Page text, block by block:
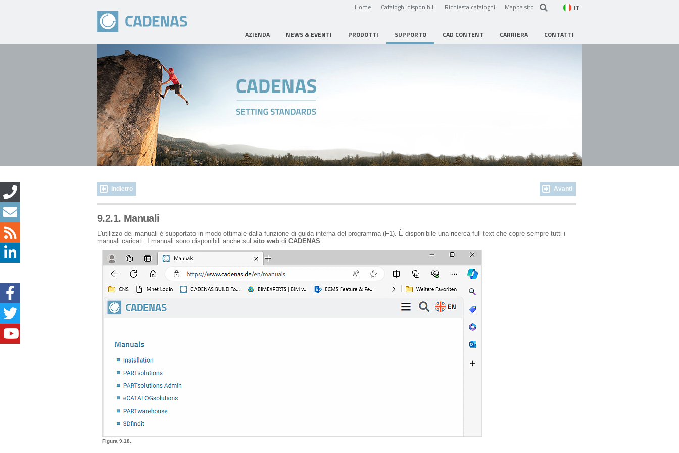
Home Cataloghi disponibili Richiesta cataloghi Mappa sito IT
AZIENDA NEWS & EVENTI PRODOTTI SUPPORTO CAD CONTENT CARRIERA CONTATTI
Indietro Avanti
9.2.1. Manuali
L'utilizzo dei manuali è supportato in modo ottimale dalla funzione di guida interna del programma (F1). È disponibile una ricerca full text che copre sempre tutti i
manuali caricati. I manuali sono disponibili anche sul sito web di CADENAS.
Figura 9.18.